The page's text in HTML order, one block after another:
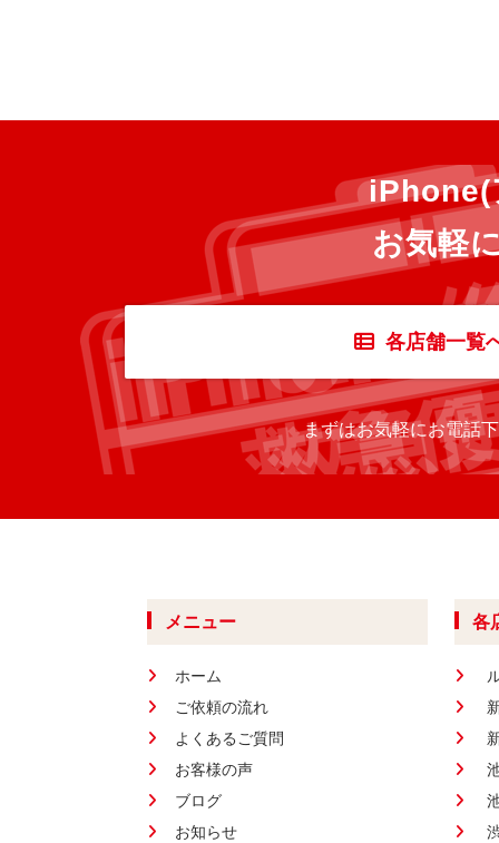
iPhone(
お気軽
各店舗一覧
まずはお気軽にお電話
メニュー
ホーム
ご依頼の流れ
よくあるご質問
お客様の声
ブログ
お知らせ
各